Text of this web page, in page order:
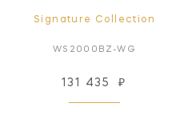
Signature Collection
WS2000BZ-WG
131 435 ₽